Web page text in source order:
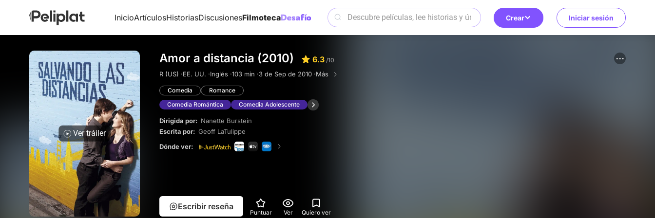
InicioArtículosHistoriasDiscusionesFilmoteca Crear Iniciar sesión
Ver tráiler
Amor a distancia (2010) 6.3 /10
R (US) ·EE. UU. ·Inglés ·103 min ·3 de Sep de 2010 ·Más
Comedia
Romance
Comedia Romántica
Comedia Adolescente
Dirigida por: Nanette Burstein
Escrita por: Geoff LaTulippe
Dónde ver:
Escribir reseña
Puntuar Ver Quiero ver